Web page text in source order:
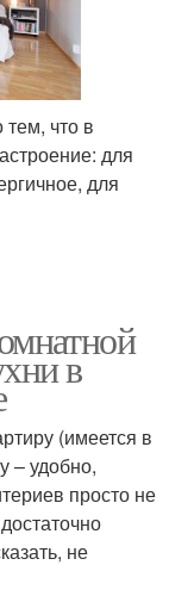
что в
для
для
в
(имеется в
– удобно,
просто не
не